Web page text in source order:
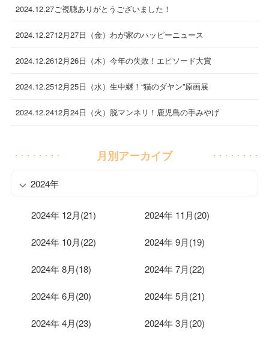
2024.12.27ご視聴ありがとうございました！
2024.12.2712月27日（金）わが家のハッピーニュース
2024.12.2612月26日（木）今年の失敗！エピソード大賞
2024.12.2512月25日（水）生中継！“猫のダヤン”原画展
2024.12.2412月24日（火）脱マンネリ！鹿児島の手みやげ
月別アーカイブ
2024年
2024年 12月(21) 2024年 11月(20)
2024年 10月(22) 2024年 9月(19)
2024年 8月(18) 2024年 7月(22)
2024年 6月(20) 2024年 5月(21)
2024年 4月(23) 2024年 3月(20)